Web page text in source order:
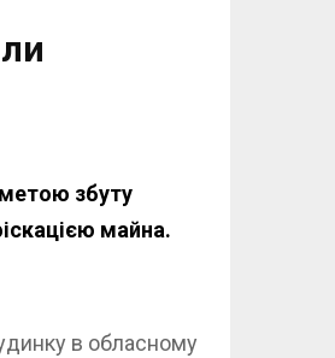
збуту
майна.
в обласному